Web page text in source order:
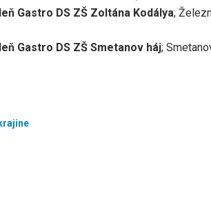
Gastro DS ZŠ Zoltána Kodálya;
Gastro DS ZŠ Smetanov háj;